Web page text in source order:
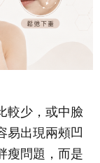
較少，或中臉
易出現兩頰凹
瘦問題，而是